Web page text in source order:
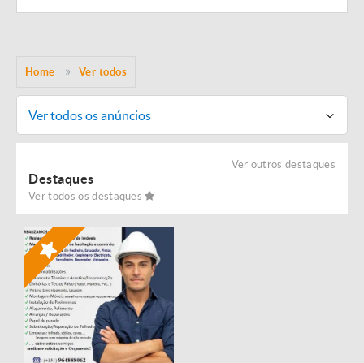
Home Ver todos
Ver todos os anúncios
Ver outros destaques
Destaques
Ver todos os destaques